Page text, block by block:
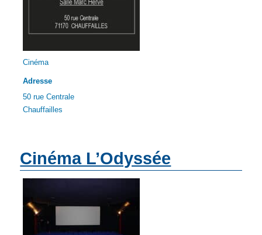
Cinéma
Adresse
50 rue Centrale
Chauffailles
Cinéma L’Odyssée